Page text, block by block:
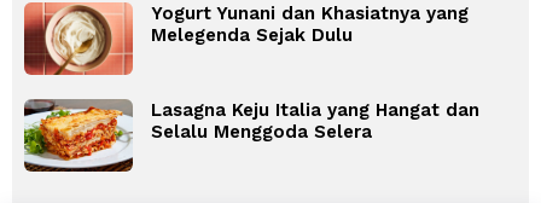
Yogurt Yunani dan Khasiatnya yang
Melegenda Sejak Dulu
Lasagna Keju Italia yang Hangat dan
Selalu Menggoda Selera